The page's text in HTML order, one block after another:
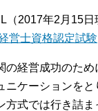
（2017年2月15日
営士資格認定試験
の経営成功のた
ニケーションを
方式では行き詰